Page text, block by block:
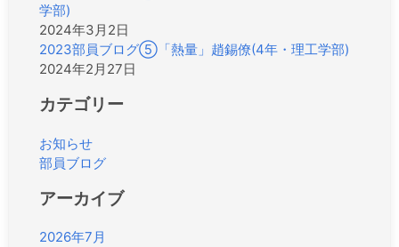
学部)
2024年3月2日
2023部員ブログ⑤「熱量」趙錫僚(4年・理工学部)
2024年2月27日
カテゴリー
お知らせ
部員ブログ
アーカイブ
2026年7月